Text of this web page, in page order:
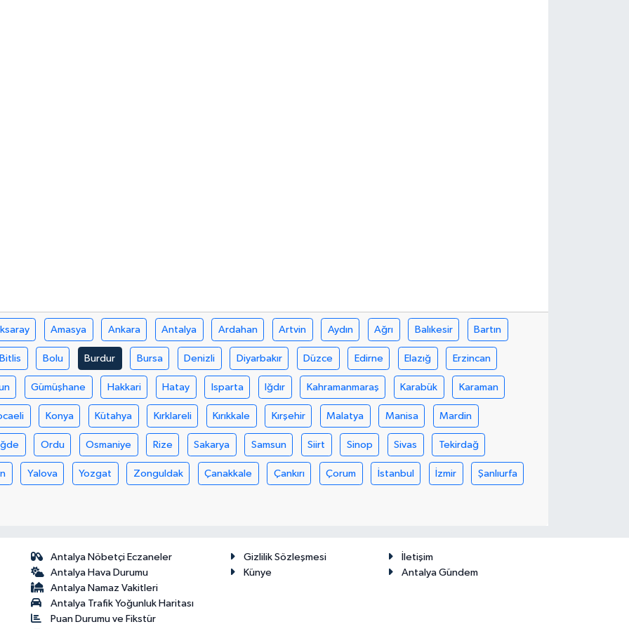
Amasya Ankara Antalya Ardahan Artvin Aydın Ağrı Balıkesir Bartın
Bitlis Bolu Burdur Bursa Denizli Diyarbakır Düzce Edirne Elazığ Erzincan
Gümüşhane Hakkari Hatay Isparta Iğdır Kahramanmaraş Karabük Karaman
Konya Kütahya Kırklareli Kırıkkale Kırşehir Malatya Manisa Mardin
Ordu Osmaniye Rize Sakarya Samsun Siirt Sinop Sivas Tekirdağ
Yalova Yozgat Zonguldak Çanakkale Çankırı Çorum İstanbul İzmir Şanlıurfa
Antalya Nöbetçi Eczaneler
Antalya Hava Durumu
Antalya Namaz Vakitleri
Antalya Trafik Yoğunluk Haritası
Puan Durumu ve Fikstür
Gizlilik Sözleşmesi
İletişim
Künye
Antalya Gündem